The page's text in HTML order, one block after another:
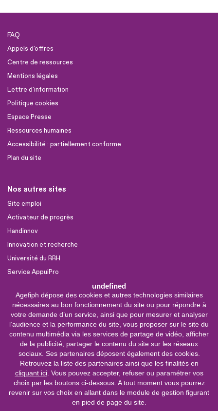
undefined
Agefiph dépose des cookies et autres technologies similaires
nécessaires au bon fonctionnement du site ou pour répondre à
votre demande d’un service, ainsi que pour mesurer et analyser
l’audience et la performance du site, vous proposer sur le site du
contenu multimédia via les services de partage de vidéo, afficher
de la publicité, partager le contenu du site sur les réseaux
sociaux. Ses partenaires déposent également des cookies.
Retrouvez la liste des partenaires ainsi que les finalités en
cliquant ici. Vous pouvez accepter, refuser ou paramétrer vos
choix par les boutons ci-dessous. A tout moment vous pourrez
revenir sur vos choix en allant dans le module de gestion figurant
en pied de page du site.
FAQ
Appels d'offres
Centre de ressources
Mentions légales
Lettre d'information
Politique cookies
Espace Presse
Ressources humaines
Accessibilité : partiellement conforme
Plan du site
Nos autres sites
Site emploi
Activateur de progrès
Handinnov
Innovation et recherche
Université du RRH
Service AppuiPro
Nous suivre
Youtube
Linkedin
Facebook
0 800 11 10 09
Service &
appel gratuits